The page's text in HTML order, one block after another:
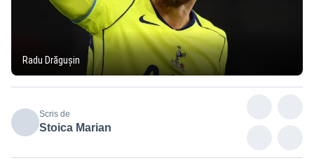
Radu Drăgușin
Scris de
Stoica Marian